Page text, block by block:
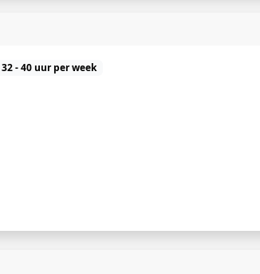
32 - 40 uur per week